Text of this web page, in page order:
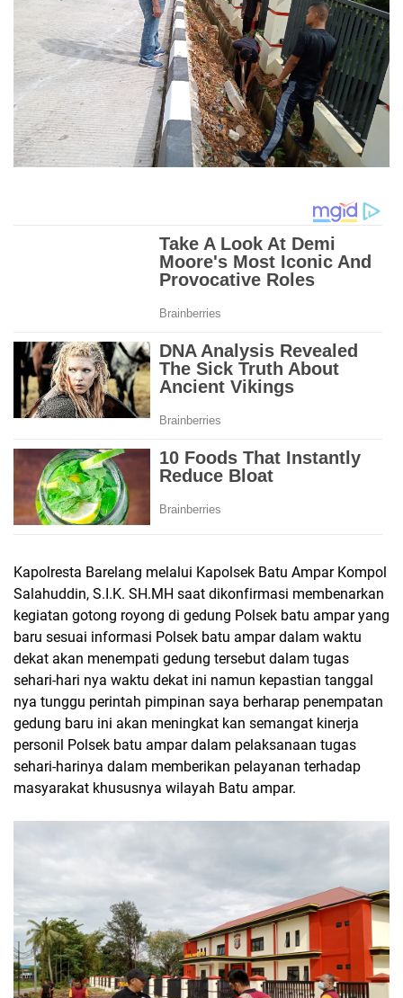
Kapolresta Barelang melalui Kapolsek Batu Ampar Kompol
Salahuddin, S.I.K. SH.MH saat dikonfirmasi membenarkan
kegiatan gotong royong di gedung Polsek batu ampar yang
baru sesuai informasi Polsek batu ampar dalam waktu
dekat akan menempati gedung tersebut dalam tugas
sehari-hari nya waktu dekat ini namun kepastian tanggal
nya tunggu perintah pimpinan saya berharap penempatan
gedung baru ini akan meningkat kan semangat kinerja
personil Polsek batu ampar dalam pelaksanaan tugas
sehari-harinya dalam memberikan pelayanan terhadap
masyarakat khususnya wilayah Batu ampar.